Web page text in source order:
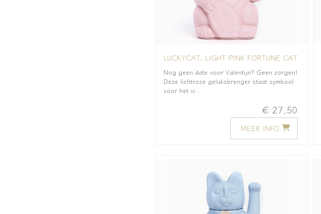
LUCKYCAT, LIGHT PINK FORTUNE CAT
Nog geen date voor Valentijn? Geen zorgen!
Deze lichtroze geluksbrenger staat symbool
voor het vi...
€ 27,50
MEER INFO